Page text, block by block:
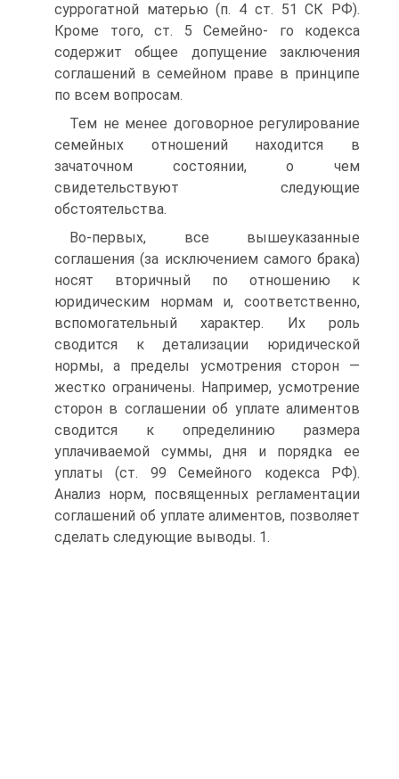
суррогатной матерью (п. 4 ст. 51 СК РФ).
Кроме того, ст. 5 Семейно- го кодекса
содержит общее допущение заключения
соглашений в семейном праве в принципе
по всем вопросам.
Тем не менее договорное регулирование
семейных отношений находится в
зачаточном состоянии, о чем
свидетельствуют следующие
обстоятельства.
Во-первых, все вышеуказанные
соглашения (за исключением самого брака)
носят вторичный по отношению к
юридическим нормам и, соответственно,
вспомогательный характер. Их роль
сводится к детализации юридической
нормы, а пределы усмотрения сторон —
жестко ограничены. Например, усмотрение
сторон в соглашении об уплате алиментов
сводится к определинию размера
уплачиваемой суммы, дня и порядка ее
уплаты (ст. 99 Семейного кодекса РФ).
Анализ норм, посвященных регламентации
соглашений об уплате алиментов, позволяет
сделать следующие выводы. 1.